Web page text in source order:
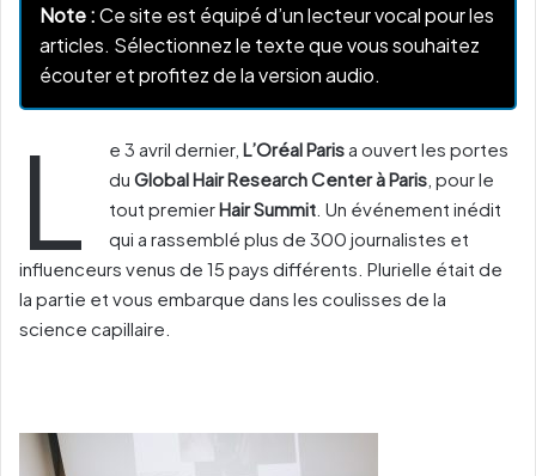
Note :Ce site est équipé d’un lecteur vocal pour les
articles. Sélectionnez le texte que vous souhaitez
écouter et profitez de la version audio.
L e 3 avril dernier, L’Oréal Parisa ouvert les portes
du Global Hair Research Center à Paris , pour le
tout premierHair Summit . Un événement inédit
qui a rassemblé plus de 300 journalistes et
influenceurs venus de 15 pays différents. Plurielle était de
la partie et vous embarque dans les coulisses de la
science capillaire.